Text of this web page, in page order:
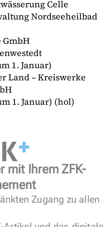
Celle
Nordseeheilbad
1. Januar)
Land – Kreiswerke
1. Januar) (hol)
mit Ihrem ZFK-
Zugang zu allen